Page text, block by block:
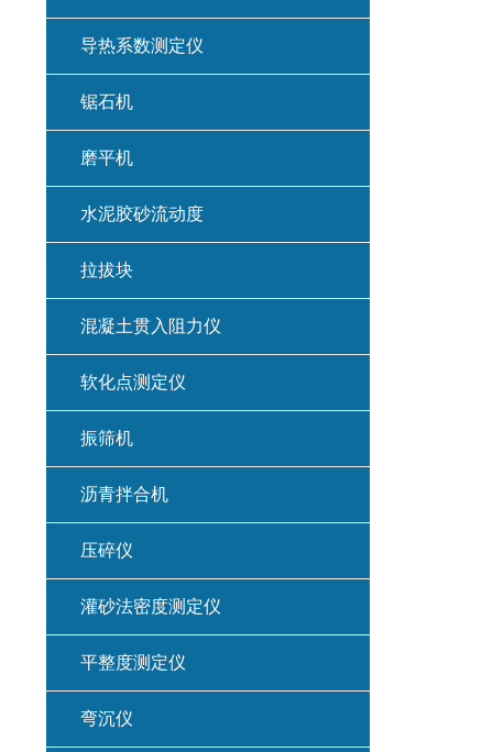
导热系数测定仪
锯石机
磨平机
水泥胶砂流动度
拉拔块
混凝土贯入阻力仪
软化点测定仪
振筛机
沥青拌合机
压碎仪
灌砂法密度测定仪
平整度测定仪
弯沉仪